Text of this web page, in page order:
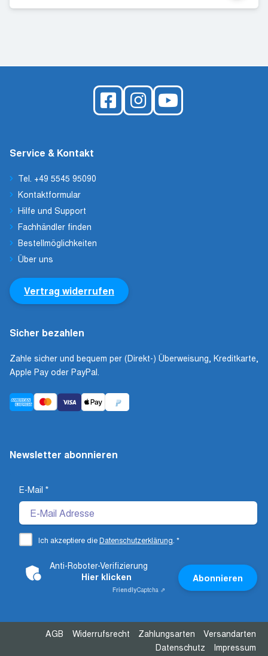
Service & Kontakt
Tel. +49 5545 95090
Kontaktformular
Hilfe und Support
Fachhändler finden
Bestellmöglichkeiten
Über uns
Vertrag widerrufen
Sicher bezahlen
Zahle sicher und bequem per (Direkt-) Überweisung, Kreditkarte,
Apple Pay oder PayPal.
Newsletter abonnieren
E-Mail *
Ich akzeptiere dieDatenschutzerklärung *
Anti-Roboter-Verifizierung
Hier klicken
FriendlyCaptcha ⇗
Abonnieren
AGB Widerrufsrecht Zahlungsarten
Versandarten
Datenschutz
Impressum